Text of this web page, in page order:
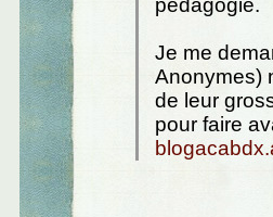
Je me
Anonymes)
de leur
pour faire